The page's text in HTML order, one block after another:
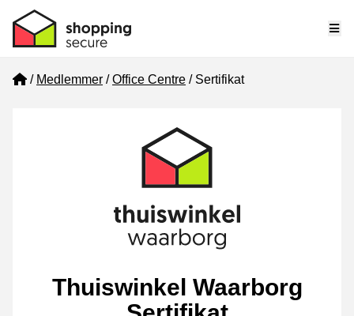
Home
Medlemmer Office Centre Sertifikat
Thuiswinkel Waarborg